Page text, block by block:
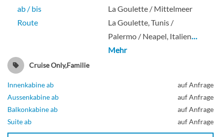
ab / bis
La Goulette / Mittelmeer
Route
La Goulette, Tunis /
Palermo / Neapel, Italien…
Mehr
Cruise Only,Familie
Innenkabine ab
auf Anfrage
Aussenkabine ab
auf Anfrage
Balkonkabine ab
auf Anfrage
Suite ab
auf Anfrage